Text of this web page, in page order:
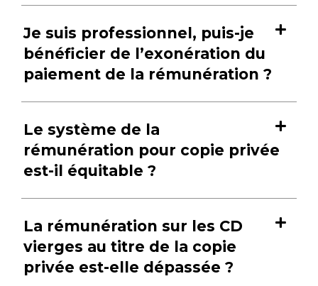
Je suis professionnel, puis-je
bénéficier de l’exonération du
paiement de la rémunération ?
Le système de la
rémunération pour copie privée
est-il équitable ?
La rémunération sur les CD
vierges au titre de la copie
privée est-elle dépassée ?